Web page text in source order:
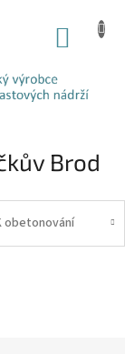
Brod
obetonování